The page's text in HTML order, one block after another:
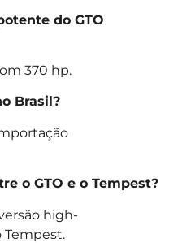
do GTO
370 hp.
Brasil?
o GTO e o Tempest?
high-
Tempest.